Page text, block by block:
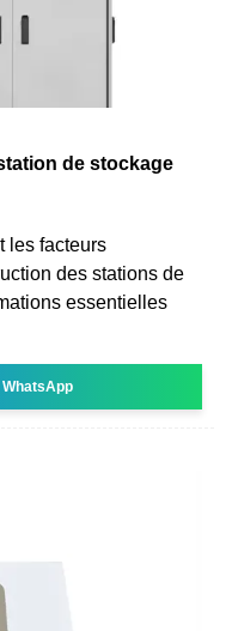
de stockage
les facteurs
des stations de
essentielles
WhatsApp